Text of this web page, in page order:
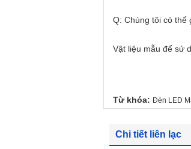
Q: Chúng tôi có thể
Vật liệu mẫu để sử
Từ khóa: Đèn LED
Chi tiết liên lạc